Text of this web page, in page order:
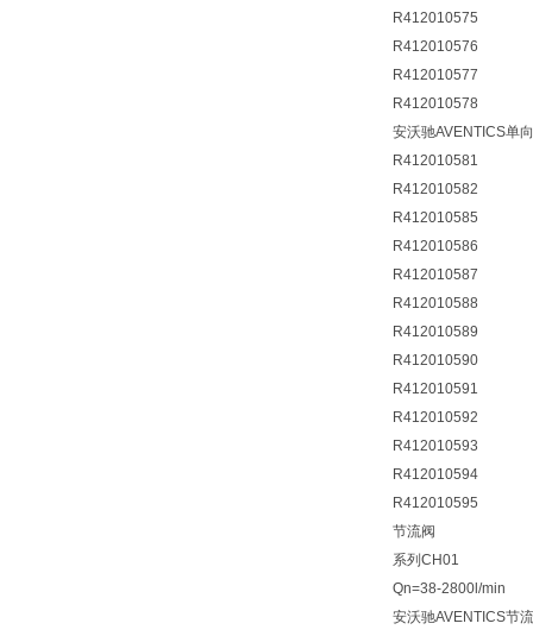
R412010575
R412010576
R412010577
R412010578
安沃驰AVENTICS单
R412010581
R412010582
R412010585
R412010586
R412010587
R412010588
R412010589
R412010590
R412010591
R412010592
R412010593
R412010594
R412010595
节流阀
系列CH01
Qn=38-2800l/min
安沃驰AVENTICS节